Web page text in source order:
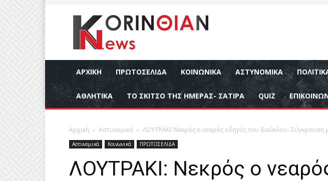
ΑΡΧΙΚΉ ΠΡΩΤΟΣΕΛΙΔΑ ΚΟΙΝΩΝΙΚΆ ΑΣΤΥΝΟΜΙΚΆ
ΑΘΛΗΤΙΚΆ ΤΟ ΣΚΙΤΣΟ ΤΗΣ ΗΜΕΡΑΣ- ΣΑΤΙΡΑ QUIZ
Αρχική Αστυνομικά ΛΟΥΤΡΑΚΙ: Νεκρός ο νεαρός οδηγός του δικύκλου- Σύγκρουση
Αστυνομικά Κοινωνικά ΠΡΩΤΟΣΕΛΙΔΑ
ΛΟΥΤΡΑΚΙ: Νεκρός ο